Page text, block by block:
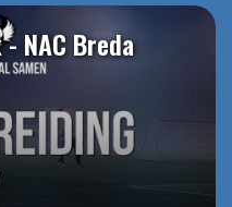
NAC Breda